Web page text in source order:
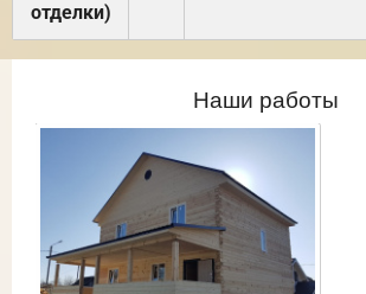
отделки)
Наши работы